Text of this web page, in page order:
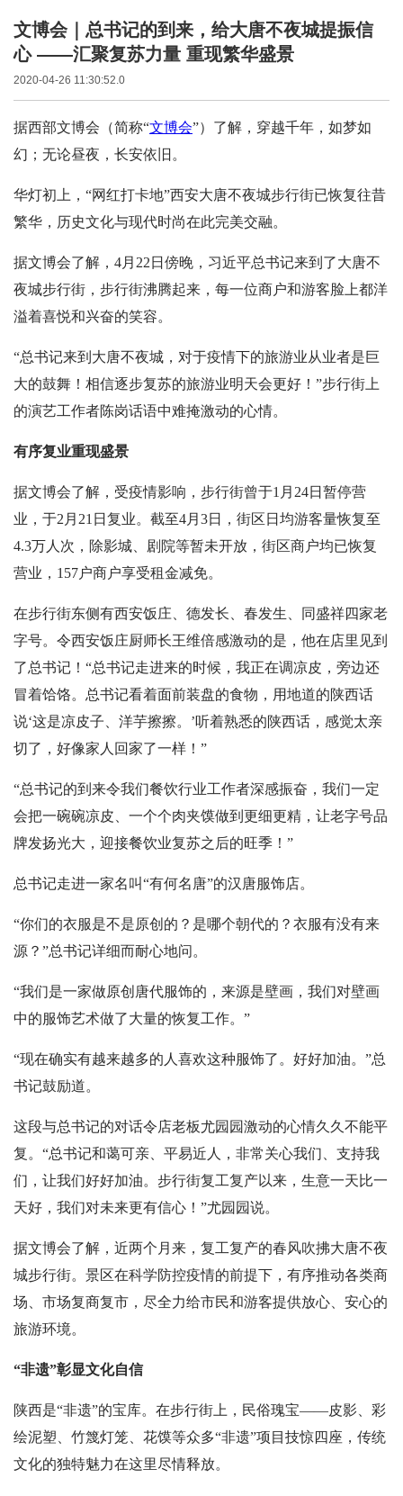
文博会｜总书记的到来，给大唐不夜城提振信
心 ——汇聚复苏力量 重现繁华盛景
2020-04-26 11:30:52.0
据西部文博会（简称“文博会”）了解，穿越千年，如梦如
幻；无论昼夜，长安依旧。
华灯初上，“网红打卡地”西安大唐不夜城步行街已恢复往昔
繁华，历史文化与现代时尚在此完美交融。
据文博会了解，4月22日傍晚，习近平总书记来到了大唐不
夜城步行街，步行街沸腾起来，每一位商户和游客脸上都洋
溢着喜悦和兴奋的笑容。
“总书记来到大唐不夜城，对于疫情下的旅游业从业者是巨
大的鼓舞！相信逐步复苏的旅游业明天会更好！”步行街上
的演艺工作者陈岗话语中难掩激动的心情。
有序复业重现盛景
据文博会了解， 受疫情影响，步行街曾于1月24日暂停营
业，于2月21日复业。截至4月3日，街区日均游客量恢复至
4.3万人次，除影城、剧院等暂未开放，街区商户均已恢复
营业，157户商户享受租金减免。
在步行街东侧有西安饭庄、德发长、春发生、同盛祥四家老
字号。令西安饭庄厨师长王维倍感激动的是，他在店里见到
了总书记！“总书记走进来的时候，我正在调凉皮，旁边还
冒着饸饹。总书记看着面前装盘的食物，用地道的陕西话
说‘这是凉皮子、洋芋擦擦。’听着熟悉的陕西话，感觉太亲
切了，好像家人回家了一样！”
“总书记的到来令我们餐饮行业工作者深感振奋，我们一定
会把一碗碗凉皮、一个个肉夹馍做到更细更精，让老字号品
牌发扬光大，迎接餐饮业复苏之后的旺季！”
总书记走进一家名叫“有何名唐”的汉唐服饰店。
“你们的衣服是不是原创的？是哪个朝代的？衣服有没有来
源？”总书记详细而耐心地问。
“我们是一家做原创唐代服饰的，来源是壁画，我们对壁画
中的服饰艺术做了大量的恢复工作。”
“现在确实有越来越多的人喜欢这种服饰了。好好加油。”总
书记鼓励道。
这段与总书记的对话令店老板尤园园激动的心情久久不能平
复。“总书记和蔼可亲、平易近人，非常关心我们、支持我
们，让我们好好加油。步行街复工复产以来，生意一天比一
天好，我们对未来更有信心！”尤园园说。
据文博会了解， 近两个月来，复工复产的春风吹拂大唐不夜
城步行街。景区在科学防控疫情的前提下，有序推动各类商
场、市场复商复市，尽全力给市民和游客提供放心、安心的
旅游环境。
“非遗”彰显文化自信
陕西是“非遗”的宝库。在步行街上，民俗瑰宝——皮影、彩
绘泥塑、竹篾灯笼、花馍等众多“非遗”项目技惊四座，传统
文化的独特魅力在这里尽情释放。